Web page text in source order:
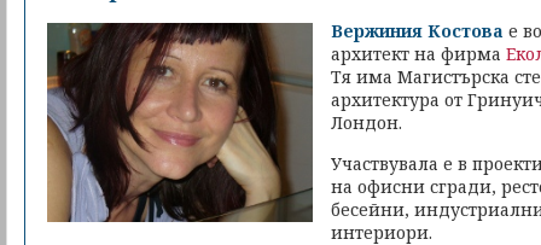
Вержиния Костова е
архитект на фирма
Тя има Магистърска
архитектура от
Лондон.
Участвувала е в
на офисни сгради,
бесейни,
интериори.